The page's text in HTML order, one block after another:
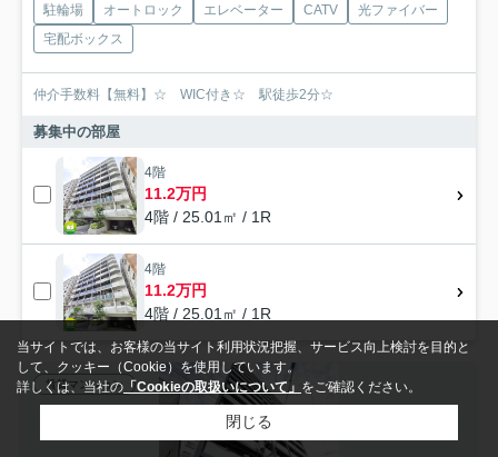
駐輪場 オートロック エレベーター CATV
光ファイバー
宅配ボックス
仲介手数料【無料】☆ WIC付き☆ 駅徒歩2分☆
募集中の部屋
4階
11.2万円
4階 / 25.01㎡ / 1R
4階
11.2万円
4階 / 25.01㎡ / 1R
賃貸マンション
当サイトでは、お客様の当サイト利用状況把握、サービス向上検討を目的と
して、クッキー（Cookie）を使用しています。
詳しくは、当社の 「Cookieの取扱いについて」 をご確認ください。
閉じる